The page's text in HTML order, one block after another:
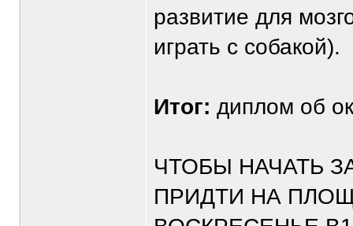
развитие для
играть с собакой).
Итог: диплом об
ЧТОБЫ НАЧАТЬ
ПРИДТИ НА